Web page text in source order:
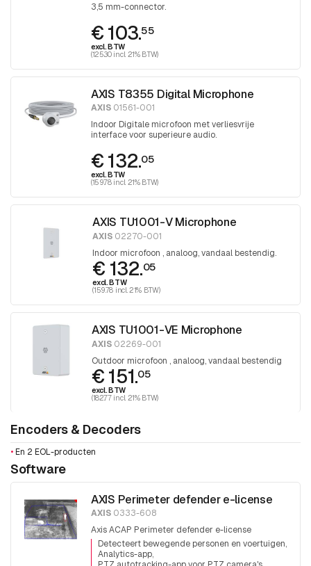
3,5 mm-connector.
€ 103.55
excl. BTW
(125.30 incl. 21% BTW)
AXIS T8355 Digital Microphone
AXIS 01561-001
Indoor Digitale microfoon met verliesvrije
interface voor superieure audio.
€ 132.05
excl. BTW
(159.78 incl. 21% BTW)
AXIS TU1001-V Microphone
AXIS 02270-001
Indoor microfoon , analoog, vandaal bestendig.
€ 132.05
excl. BTW
(159.78 incl. 21% BTW)
AXIS TU1001-VE Microphone
AXIS 02269-001
Outdoor microfoon , analoog, vandaal bestendig
€ 151.05
excl. BTW
(182.77 incl. 21% BTW)
Encoders & Decoders
• En 2 EOL-producten
Software
AXIS Perimeter defender e-license
AXIS 0333-608
Axis ACAP Perimeter defender e-license
Detecteert bewegende personen en voertuigen
Analytics-app